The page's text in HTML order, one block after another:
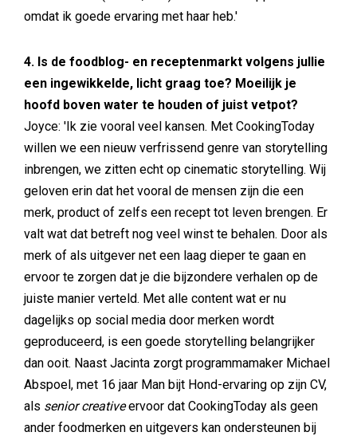
omdat ik goede ervaring met haar heb.'
4. Is de foodblog- en receptenmarkt volgens jullie
een ingewikkelde, licht graag toe? Moeilijk je
hoofd boven water te houden of juist vetpot?
Joyce: 'Ik zie vooral veel kansen. Met CookingToday
willen we een nieuw verfrissend genre van storytelling
inbrengen, we zitten echt op cinematic storytelling. Wij
geloven erin dat het vooral de mensen zijn die een
merk, product of zelfs een recept tot leven brengen. Er
valt wat dat betreft nog veel winst te behalen. Door als
merk of als uitgever net een laag dieper te gaan en
ervoor te zorgen dat je die bijzondere verhalen op de
juiste manier verteld. Met alle content wat er nu
dagelijks op social media door merken wordt
geproduceerd, is een goede storytelling belangrijker
dan ooit. Naast Jacinta zorgt programmamaker Michael
Abspoel, met 16 jaar Man bijt Hond-ervaring op zijn CV,
als senior creativeervoor dat CookingToday als geen
ander foodmerken en uitgevers kan ondersteunen bij